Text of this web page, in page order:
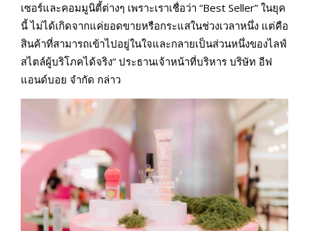
เซอร์และคอมมูนิตี้ต่างๆ เพราะเราเชื่อว่า “Best Seller” ในยุค
นี้ ไม่ได้เกิดจากแค่ยอดขายหรือกระแสในช่วงเวลาหนึ่ง แต่คือ
สินค้าที่สามารถเข้าไปอยู่ในใจและกลายเป็นส่วนหนึ่งของไลฟ์
สไตล์ผู้บริโภคได้จริง” ประธานเจ้าหน้าที่บริหาร บริษัท อีฟ
แอนด์บอย จำกัด กล่าว